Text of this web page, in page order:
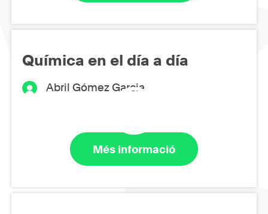
Química en el día a día
Abril Gómez Garcia
Més informació